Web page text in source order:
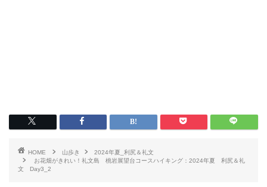
HOME 山歩き
2024年夏_利尻＆礼文
お花畑がきれい！礼文島 桃岩展望台コースハイキング：2024年夏 利尻＆礼
文 Day3_2